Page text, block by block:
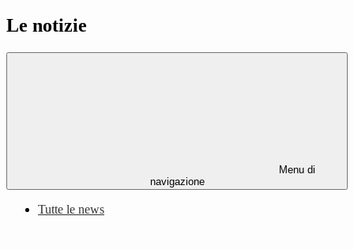
Le notizie
Menu di
navigazione
Tutte le news